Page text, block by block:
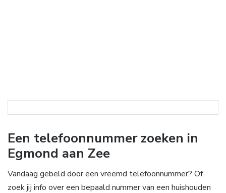
Een telefoonnummer zoeken in
Egmond aan Zee
Vandaag gebeld door een vreemd telefoonnummer? Of
zoek jij info over een bepaald nummer van een huishouden